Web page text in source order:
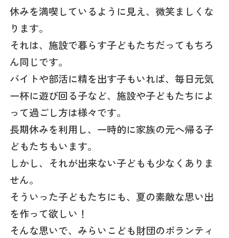
休みを満喫しているように見え、微笑ましくな
ります。
それは、施設で暮らす子どもたちだってもちろ
ん同じです。
バイトや部活に精を出す子もいれば、毎日元気
一杯に遊び回る子など、施設や子どもたちによ
って過ごし方は様々です。
長期休みを利用し、一時的に家族の元へ帰る子
どもたちもいます。
しかし、それが出来ない子どもも少なくありま
せん。
そういった子どもたちにも、夏の素敵な思い出
を作って欲しい！
そんな思いで、みらいこども財団のボランティ